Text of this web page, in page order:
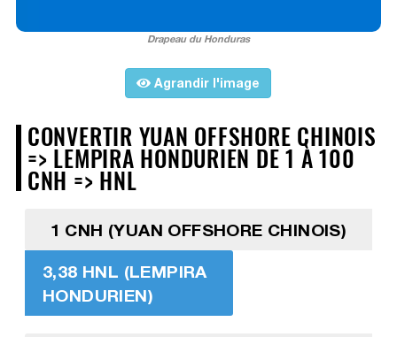
Drapeau du Honduras
Agrandir l'image
CONVERTIR YUAN OFFSHORE CHINOIS
=> LEMPIRA HONDURIEN DE 1 À 100
CNH => HNL
1 CNH (YUAN OFFSHORE CHINOIS)
3,38 HNL (LEMPIRA
HONDURIEN)